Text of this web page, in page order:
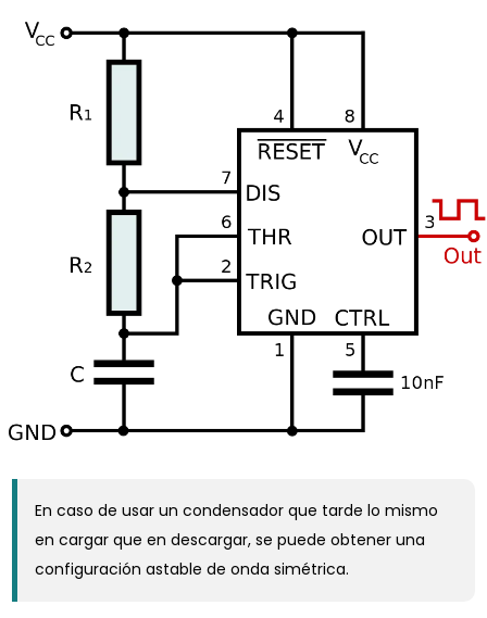
En caso de usar un condensador que tarde lo mismo
en cargar que en descargar, se puede obtener una
configuración astable de onda simétrica.